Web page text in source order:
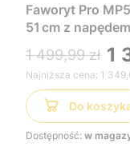
Faworyt Pro
51 cm z
wygodna i
dużych
1 499,99 zł 1
Najniższa cena: 1
Do
Dostępność: w